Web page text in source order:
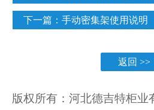
下一篇： 手动密集架使用说明
返回 >>
版权所有：河北德吉特柜业